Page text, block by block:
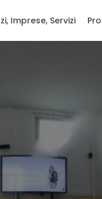
Imprese, Servizi